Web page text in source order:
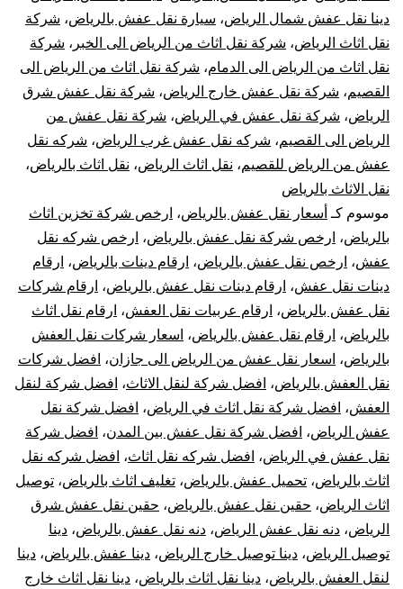
فك
تركيب
تغليف
ضمان
دينا نقل عفش شمال الرياض، سيارة نقل عفش بالرياض، شركة
نقل اثاث الرياض، شركة نقل اثاث من الرياض الى الخبر ، شركة
نقل اثاث من الرياض الى الدمام، شركة نقل اثاث من الرياض الى
القصيم، شركة نقل عفش خارج الرياض، شركة نقل عفش شرق
الرياض، شركة نقل عفش في الرياض، شركة نقل عفش من
الرياض الى القصيم، شركه نقل عفش غرب الرياض، شركه نقل
عفش من الرياض للقصيم، نقل اثاث الرياض، نقل اثاث بالرياض،
نقل الاثاث بالرياض
موسوم كـ أسعار نقل عفش بالرياض، ارخص شركة تخزين اثاث
بالرياض، ارخص شركة نقل عفش بالرياض، ارخص شركه نقل
عفش، ارخص نقل عفش بالرياض، ارقام دينات بالرياض، ارقام
دينات نقل عفش، ارقام دينات نقل عفش بالرياض، ارقام شركات
نقل عفش بالرياض، ارقام عربيات نقل العفش، ارقام نقل اثاث
بالرياض، ارقام نقل عفش بالرياض، اسعار شركات نقل العفش
بالرياض، اسعار نقل عفش من الرياض الى جازان، افضل شركات
نقل العفش بالرياض، افضل شركة لنقل الاثاث، افضل شركة لنقل
العفش، افضل شركة نقل اثاث في الرياض، افضل شركة نقل
عفش الرياض، افضل شركة نقل عفش بين المدن، افضل شركة
نقل عفش في الرياض، افضل شركه نقل اثاث، افضل شركه نقل
اثاث بالرياض، تحميل عفش بالرياض، تغليف اثاث بالرياض، توصيل
اثاث الرياض، حقين نقل عفش بالرياض، حقين نقل عفش شرق
الرياض، دنه نقل عفش الرياض، دنه نقل عفش بالرياض، دينا
توصيل الرياض، دينا توصيل خارج الرياض، دينا عفش بالرياض، دينا
لنقل العفش بالرياض، دينا نقل اثاث بالرياض، دينا نقل اثاث خارج